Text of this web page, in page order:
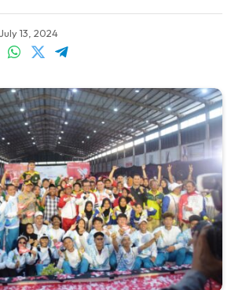
July 13, 2024